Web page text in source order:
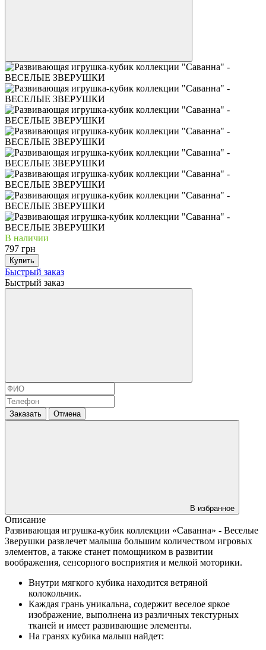
В наличии
797 грн
Купить
Быстрый заказ
Быстрый заказ
Заказать Отмена
В избранное
Описание
Развивающая игрушка-кубик коллекции «Саванна» - Веселые
Зверушки развлечет малыша большим количеством игровых
элементов, а также станет помощником в развитии
воображения, сенсорного восприятия и мелкой моторики.
Внутри мягкого кубика находится ветряной
колокольчик.
Каждая грань уникальна, содержит веселое яркое
изображение, выполнена из различных текстурных
тканей и имеет развивающие элементы.
На гранях кубика малыш найдет: